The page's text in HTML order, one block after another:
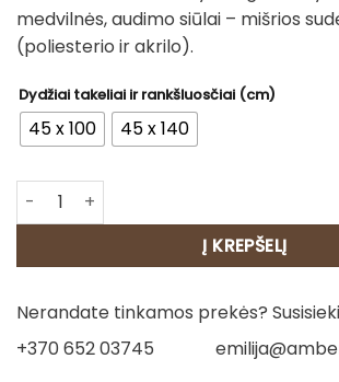
20.00€
medvilnės, audimo siūlai – mišrios
(poliesterio ir akrilo).
Dydžiai takeliai ir rankšluosčiai (cm)
45 x 100 45 x 140
produkto kiekis: Stalo takelis - Kalėdų
Į KREPŠELĮ
Nerandate tinkamos prekės?
+370 652 03745